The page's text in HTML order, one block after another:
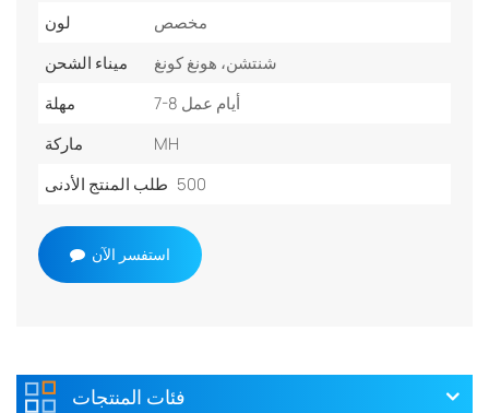
لون
مخصص
ميناء الشحن
شنتشن، هونغ كونغ
مهلة
7-8 أيام عمل
ماركة
MH
طلب المنتج الأدنى 500
استفسر الآن
فئات المنتجات